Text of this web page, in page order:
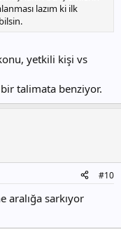
lazım ki ilk
yetkili kişi vs
talimata benziyor.
#10
aralığa sarkıyor